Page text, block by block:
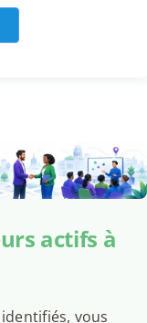
actifs à
vous